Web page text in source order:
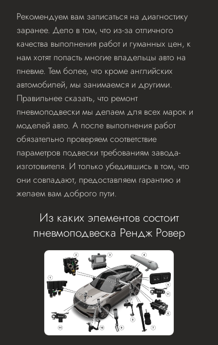
Рекомендуем вам записаться на диагностику
заранее. Дело в том, что из-за отличного
качества выполнения работ и гуманных цен, к
нам хотят попасть многие владельцы авто на
пневме. Тем более, что кроме английских
автомобилей, мы занимаемся и другими.
Правильнее сказать, что ремонт
пневмоподвески мы делаем для всех марок и
моделей авто. А после выполнения работ
обязательно проверяем соответствие
параметров подвески требованиям завода-
изготовителя. И только убедившись в том, что
они совпадают, предоставляем гарантию и
желаем вам доброго пути.
Из каких элементов состоит
пневмоподвеска Рендж Ровер